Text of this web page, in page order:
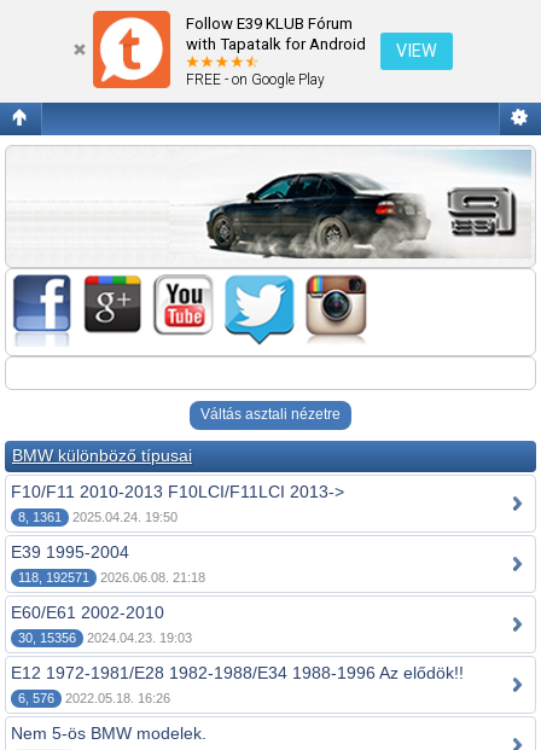
Follow E39 KLUB Fórum
with Tapatalk for Android
FREE - on Google Play
VIEW
Fórum kezdőlap megtekintése
Váltás asztali nézetre
BMW különböző típusai
F10/F11 2010-2013 F10LCI/F11LCI 2013->
8, 1361 2025.04.24. 19:50
E39 1995-2004
118, 192571 2026.06.08. 21:18
E60/E61 2002-2010
30, 15356 2024.04.23. 19:03
E12 1972-1981/E28 1982-1988/E34 1988-1996 Az elődök!!
6, 576 2022.05.18. 16:26
Nem 5-ös BMW modelek.